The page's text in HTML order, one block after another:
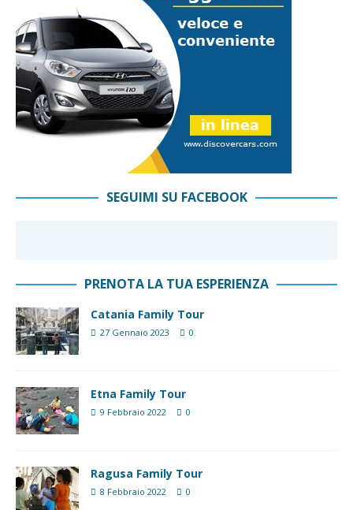
SEGUIMI SU FACEBOOK
PRENOTA LA TUA ESPERIENZA
Catania Family Tour
27 Gennaio 2023 0
Etna Family Tour
9 Febbraio 2022 0
Ragusa Family Tour
8 Febbraio 2022 0